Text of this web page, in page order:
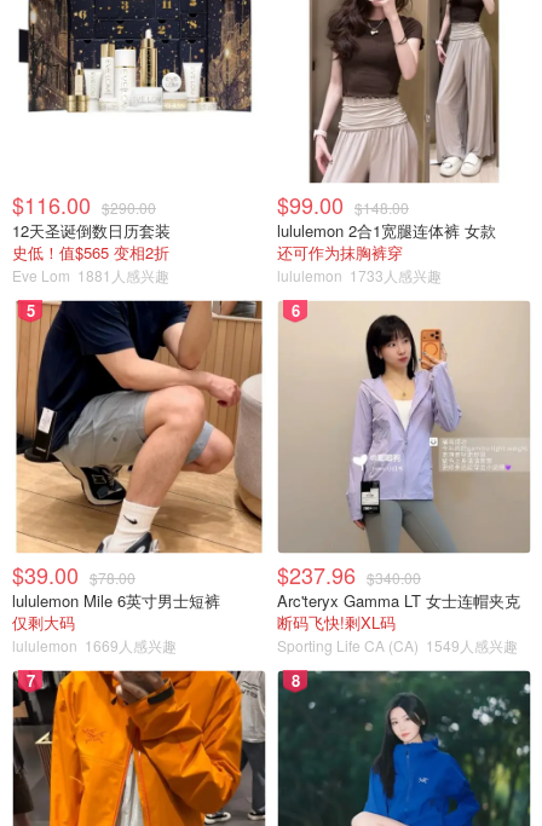
7.然后把2个底边，分别在正反面向上折。
$116.00 $290.00
12天圣诞倒数日历套装
史低！值$565 变相2折
Eve Lom 1881人感兴趣
$99.00 $148.00
lululemon 2合1宽腿连体裤 女款
还可作为抹胸裤穿
lululemon 1733人感兴趣
5
$39.00 $78.00
lululemon Mile 6英寸男士短裤
仅剩大码
lululemon 1669人感兴趣
6
$237.96 $340.00
Arc'teryx Gamma LT 女士连帽夹克
断码飞快!剩XL码
Sporting Life CA (CA) 1549人感兴趣
7 8